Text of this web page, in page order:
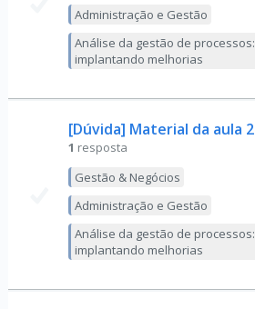
Administração e Gestão
Análise da gestão de processos:
implantando melhorias
[Dúvida] Material da aula 2
1 resposta
Gestão & Negócios
Administração e Gestão
Análise da gestão de processos:
implantando melhorias